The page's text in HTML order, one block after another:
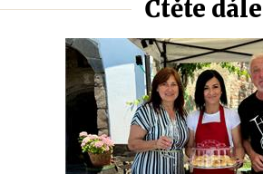
Čtěte dále